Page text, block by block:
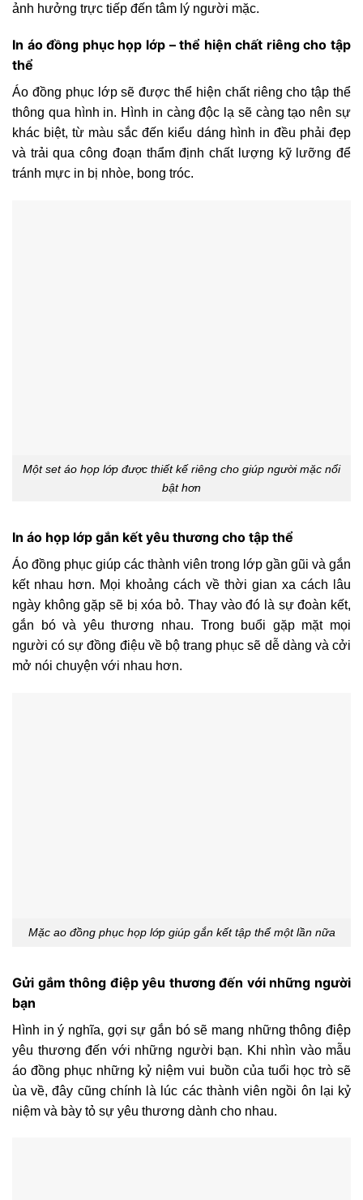
ảnh hưởng trực tiếp đến tâm lý người mặc.
In áo đồng phục họp lớp – thể hiện chất riêng cho tập
thể
Áo đồng phục lớp sẽ được thể hiện chất riêng cho tập thể
thông qua hình in. Hình in càng độc lạ sẽ càng tạo nên sự
khác biệt, từ màu sắc đến kiểu dáng hình in đều phải đẹp
và trải qua công đoạn thẩm định chất lượng kỹ lưỡng để
tránh mực in bị nhòe, bong tróc.
Một set áo họp lớp được thiết kế riêng cho giúp người mặc nổi
bật hơn
In áo họp lớp gắn kết yêu thương cho tập thể
Áo đồng phục giúp các thành viên trong lớp gần gũi và gắn
kết nhau hơn. Mọi khoảng cách về thời gian xa cách lâu
ngày không gặp sẽ bị xóa bỏ. Thay vào đó là sự đoàn kết,
gắn bó và yêu thương nhau. Trong buổi gặp mặt mọi
người có sự đồng điệu về bộ trang phục sẽ dễ dàng và cởi
mở nói chuyện với nhau hơn.
Mặc ao đồng phục họp lớp giúp gắn kết tập thể một lần nữa
Gửi gắm thông điệp yêu thương đến với những người
bạn
Hình in ý nghĩa, gợi sự gắn bó sẽ mang những thông điệp
yêu thương đến với những người bạn. Khi nhìn vào mẫu
áo đồng phục những kỷ niệm vui buồn của tuổi học trò sẽ
ùa về, đây cũng chính là lúc các thành viên ngồi ôn lại kỷ
niệm và bày tỏ sự yêu thương dành cho nhau.